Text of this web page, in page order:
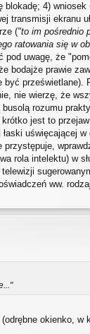
4)
transmisji ekranu
("to im pośrednio
ratowania się w
uwagę, że
bodajże prawie
nie wierzę, że
rozumu
jest to
uświęcającej
rola intelektu) w
ww.
okienko, w